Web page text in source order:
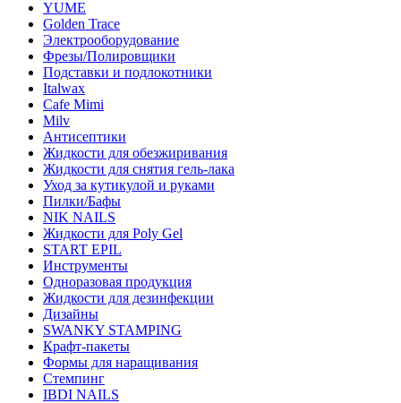
YUME
Golden Trace
Электрооборудование
Фрезы/Полировщики
Подставки и подлокотники
Italwax
Cafe Mimi
Milv
Антисептики
Жидкости для обезжиривания
Жидкости для снятия гель-лака
Уход за кутикулой и руками
Пилки/Бафы
NIK NAILS
Жидкости для Poly Gel
START EPIL
Инструменты
Одноразовая продукция
Жидкости для дезинфекции
Дизайны
SWANKY STAMPING
Крафт-пакеты
Формы для наращивания
Стемпинг
IBDI NAILS